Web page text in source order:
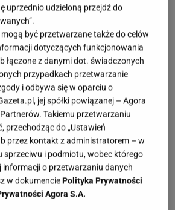
? Masz do wyboru albo gotowe
w mikrofali, albo przepyszny,
Spaghetti aglio e olio to nie
na szybki obiad, ale także
najprostszym wydaniu. Kuchnia
i najlepszych połączeń
jeśli nie wiesz, co zrobić na
makaron. Żebyspaghetti
jak we włoskiej trattorii,
jakości oliwę z oliwek - to już
z oliwą musisz uważać
uprzednio udzieloną przejdź do
być przetwarzane także do celów
dotyczących funkcjonowania
łączone z danymi dot. świadczonych
przypadkach przetwarzanie
i odbywa się w oparciu o
jej spółki powiązanej – Agora
Takiemu przetwarzaniu
przechodząc do „Ustawień
przez kontakt z administratorem – w
sprzeciwu i podmiotu, wobec którego
informacji o przetwarzaniu danych
w dokumenciePolityka Prywatności
Agora S.A.